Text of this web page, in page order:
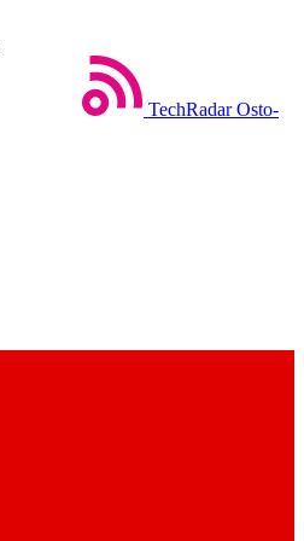
TechRadar Osto-